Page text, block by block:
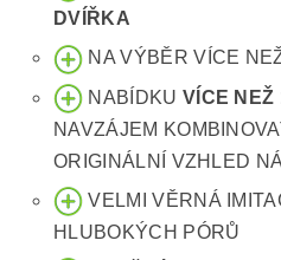
DVÍŘKA
NA VÝBĚR VÍCE
NABÍDKU VÍCE NEŽ
NAVZÁJEM
ORIGINÁLNÍ VZHLED
VELMI VĚRNÁ
HLUBOKÝCH PÓRŮ